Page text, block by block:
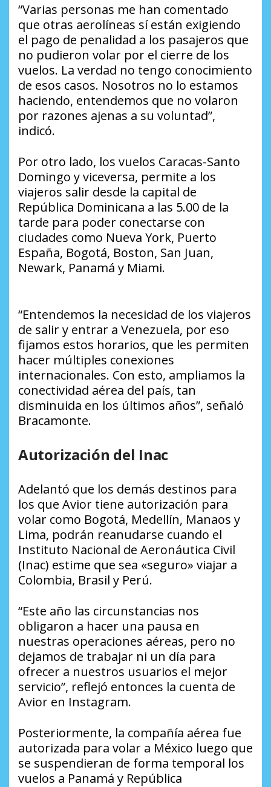
“Varias personas me han comentado
que otras aerolíneas sí están exigiendo
el pago de penalidad a los pasajeros que
no pudieron volar por el cierre de los
vuelos. La verdad no tengo conocimiento
de esos casos. Nosotros no lo estamos
haciendo, entendemos que no volaron
por razones ajenas a su voluntad”,
indicó.
Por otro lado, los vuelos Caracas-Santo
Domingo y viceversa, permite a los
viajeros salir desde la capital de
República Dominicana a las 5.00 de la
tarde para poder conectarse con
ciudades como Nueva York, Puerto
España, Bogotá, Boston, San Juan,
Newark, Panamá y Miami.
“Entendemos la necesidad de los viajeros
de salir y entrar a Venezuela, por eso
fijamos estos horarios, que les permiten
hacer múltiples conexiones
internacionales. Con esto, ampliamos la
conectividad aérea del país, tan
disminuida en los últimos años”, señaló
Bracamonte.
Autorización del Inac
Adelantó que los demás destinos para
los que Avior tiene autorización para
volar como Bogotá, Medellín, Manaos y
Lima, podrán reanudarse cuando el
Instituto Nacional de Aeronáutica Civil
(Inac) estime que sea «seguro» viajar a
Colombia, Brasil y Perú.
“Este año las circunstancias nos
obligaron a hacer una pausa en
nuestras operaciones aéreas, pero no
dejamos de trabajar ni un día para
ofrecer a nuestros usuarios el mejor
servicio”, reflejó entonces la cuenta de
Avior en Instagram.
Posteriormente, la compañía aérea fue
autorizada para volar a México luego que
se suspendieran de forma temporal los
vuelos a Panamá y República